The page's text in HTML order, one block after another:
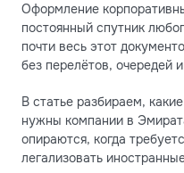
Оформление
постоянный спутник
почти весь этот
без перелётов, очередей
В статье разбираем,
нужны компании в
опираются, когда
легализовать